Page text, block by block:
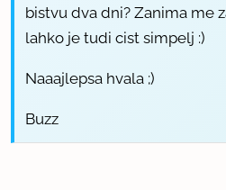
bistvu dva dni? Zanima me
lahko je tudi cist simpelj :)
Naaajlepsa hvala ;)
Buzz